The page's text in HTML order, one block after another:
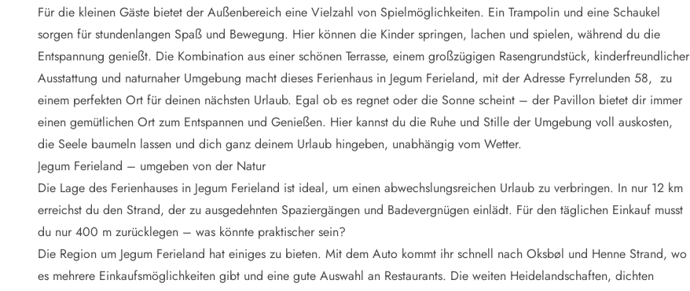
Vorteile bei uns
Reisecurity
Esmark KidsVIP
Esmark VIP - Partnervorteile und Rabatte
Preisgarantie
Keine Kaution
Gästebewertungen
Gratis WLAN
We love people
Esmark VIP Partnervorteile
Esmark KidsVIP
Für die kleinen Gäste bietet der Außenbereich eine Vielzahl von Spielmöglichkeiten. Ein Trampolin und eine Schaukel
sorgen für stundenlangen Spaß und Bewegung. Hier können die Kinder springen, lachen und spielen, während du die
Entspannung genießt. Die Kombination aus einer schönen Terrasse, einem großzügigen Rasengrundstück, kinderfreundlicher
Ausstattung und naturnaher Umgebung macht dieses Ferienhaus in Jegum Ferieland, mit der Adresse Fyrrelunden 58, zu
einem perfekten Ort für deinen nächsten Urlaub. Egal ob es regnet oder die Sonne scheint – der Pavillon bietet dir immer
einen gemütlichen Ort zum Entspannen und Genießen. Hier kannst du die Ruhe und Stille der Umgebung voll auskosten,
die Seele baumeln lassen und dich ganz deinem Urlaub hingeben, unabhängig vom Wetter.
Jegum Ferieland – umgeben von der Natur
Die Lage des Ferienhauses in Jegum Ferieland ist ideal, um einen abwechslungsreichen Urlaub zu verbringen. In nur 12 km
erreichst du den Strand, der zu ausgedehnten Spaziergängen und Badevergnügen einlädt. Für den täglichen Einkauf musst
du nur 400 m zurücklegen – was könnte praktischer sein?
Die Region um Jegum Ferieland hat einiges zu bieten. Mit dem Auto kommt ihr schnell nach Oksbøl und Henne Strand, wo
es mehrere Einkaufsmöglichkeiten gibt und eine gute Auswahl an Restaurants. Die weiten Heidelandschaften, dichten